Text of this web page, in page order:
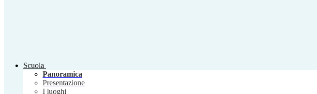
Scuola
Panoramica
Presentazione
I luoghi